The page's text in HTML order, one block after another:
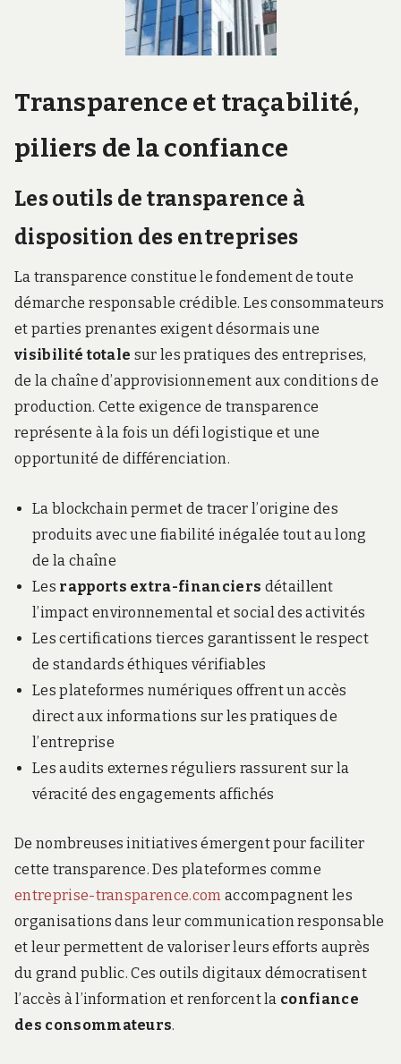
Transparence et traçabilité,
piliers de la confiance
Les outils de transparence à
disposition des entreprises
La transparence constitue le fondement de toute
démarche responsable crédible. Les consommateurs
et parties prenantes exigent désormais une
visibilité totale sur les pratiques des entreprises,
de la chaîne d’approvisionnement aux conditions de
production. Cette exigence de transparence
représente à la fois un défi logistique et une
opportunité de différenciation.
La blockchain permet de tracer l’origine des
produits avec une fiabilité inégalée tout au long
de la chaîne
Les rapports extra-financiers détaillent
l’impact environnemental et social des activités
Les certifications tierces garantissent le respect
de standards éthiques vérifiables
Les plateformes numériques offrent un accès
direct aux informations sur les pratiques de
l’entreprise
Les audits externes réguliers rassurent sur la
véracité des engagements affichés
De nombreuses initiatives émergent pour faciliter
cette transparence. Des plateformes comme
entreprise-transparence.com accompagnent les
organisations dans leur communication responsable
et leur permettent de valoriser leurs efforts auprès
du grand public. Ces outils digitaux démocratisent
l’accès à l’information et renforcent la confiance
des consommateurs.